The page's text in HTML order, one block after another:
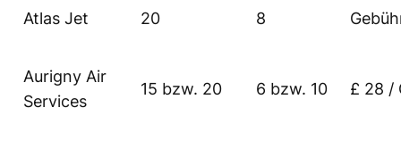
Atlas Jet 20 8
Aurigny Air
Services
15 bzw. 20 6 bzw. 10 £ 28 /